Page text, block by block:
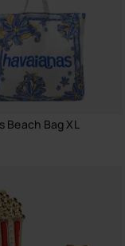
Beach Bag XL